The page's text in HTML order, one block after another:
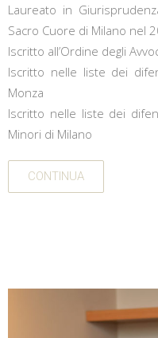
Laureato in
Sacro Cuore di Milano nel
Iscritto all’Ordine degli
Iscritto nelle liste dei
Monza
Iscritto nelle liste dei
Minori di Milano
CONTINUA